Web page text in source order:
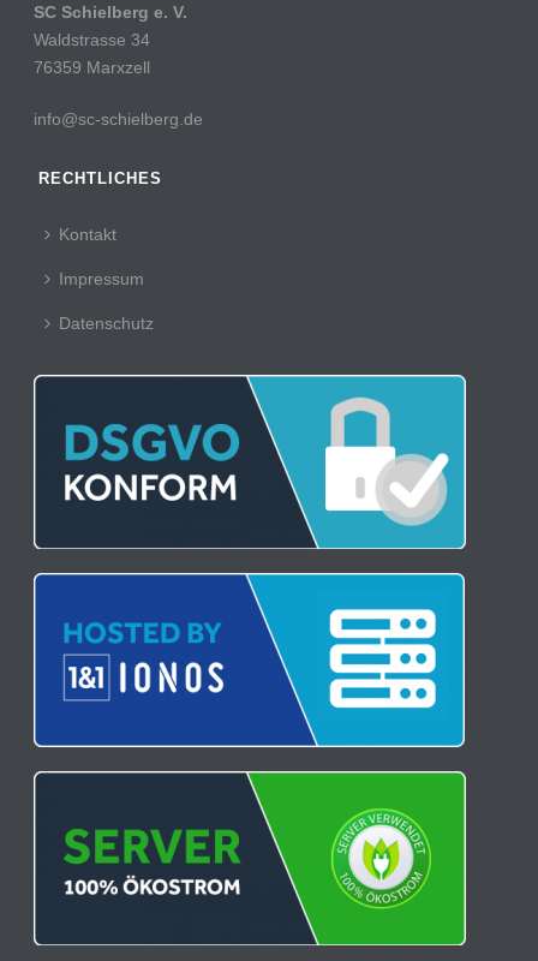
SC Schielberg e. V.
Waldstrasse 34
76359 Marxzell
info@sc-schielberg.de
RECHTLICHES
Kontakt
Impressum
Datenschutz